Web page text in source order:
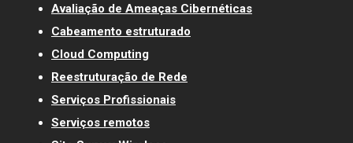
Avaliação de Ameaças Cibernéticas
Cabeamento estruturado
Cloud Computing
Reestruturação de Rede
Serviços Profissionais
Serviços remotos